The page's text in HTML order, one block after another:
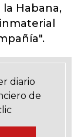
la Habana,
diario
de